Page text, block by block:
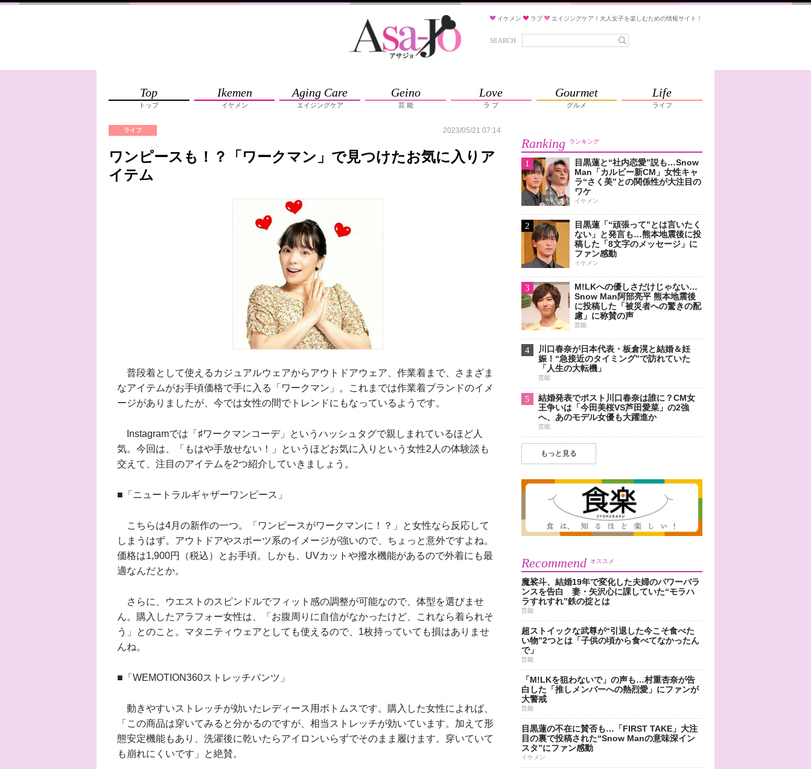
イケメン ラブ エイジングケア！大人女子を楽しむための情報サイト！
SEARCH
Top
トップ
Ikemen
イケメン
Aging Care
エイジングケア
Geino
芸 能
Love
ラ ブ
Gourmet
グルメ
Life
ライフ
ライフ 2023/05/21 07:14
ワンピースも！？「ワークマン」で見つけたお気に入りア
イテム
普段着として使えるカジュアルウェアからアウトドアウェア、作業着まで、さまざま
なアイテムがお手頃価格で手に入る「ワークマン」。これまでは作業着ブランドのイメ
ージがありましたが、今では女性の間でトレンドにもなっているようです。
Instagramでは「♯ワークマンコーデ」というハッシュタグで親しまれているほど人
気。今回は、「もはや手放せない！」というほどお気に入りという女性2人の体験談も
交えて、注目のアイテムを2つ紹介していきましょう。
■「ニュートラルギャザーワンピース」
こちらは4月の新作の一つ。「ワンピースがワークマンに！？」と女性なら反応して
しまうはず。アウトドアやスポーツ系のイメージが強いので、ちょっと意外ですよね。
価格は1,900円（税込）とお手頃。しかも、UVカットや撥水機能があるので外着にも最
適なんだとか。
さらに、ウエストのスピンドルでフィット感の調整が可能なので、体型を選びませ
ん。購入したアラフォー女性は、「お腹周りに自信がなかったけど、これなら着られそ
う」とのこと。マタニティウェアとしても使えるので、1枚持っていても損はありませ
んね。
■「WEMOTION360ストレッチパンツ」
動きやすいストレッチが効いたレディース用ボトムスです。購入した女性によれば、
「この商品は穿いてみると分かるのですが、相当ストレッチが効いています。加えて形
態安定機能もあり、洗濯後に乾いたらアイロンいらずでそのまま履けます。穿いていて
も崩れにくいです」と絶賛。
Ranking ランキング
1
目黒蓮と“社内恋愛”説も…Snow
Man「カルビー新CM」女性キャ
ラ“さく美”との関係性が大注目の
ワケ
イケメン
2
目黒蓮「“頑張って”とは言いたく
ない」と発言も…熊本地震後に投
稿した「8文字のメッセージ」に
ファン感動
イケメン
3
M!LKへの優しさだけじゃない…
Snow Man阿部亮平 熊本地震後
に投稿した「被災者への驚きの配
慮」に称賛の声
芸能
4
川口春奈が日本代表・板倉滉と結婚＆妊
娠！“急接近のタイミング”で訪れていた
「人生の大転機」
芸能
5
結婚発表でポスト川口春奈は誰に？CM女
王争いは「今田美桜VS芦田愛菜」の2強
へ、あのモデル女優も大躍進か
芸能
もっと見る
Recommend オススメ
魔裟斗、結婚19年で変化した夫婦のパワーバラ
ンスを告白 妻・矢沢心に課していた“モラハ
ラすれすれ”鉄の掟とは
芸能
超ストイックな武尊が“引退した今こそ食べた
い物”2つとは「子供の頃から食べてなかったん
で」
芸能
「M!LKを狙わないで」の声も…村重杏奈が告
白した「推しメンバーへの熱烈愛」にファンが
大警戒
芸能
目黒蓮の不在に賛否も…「FIRST TAKE」大注
目の裏で投稿された“Snow Manの意味深イン
スタ”にファン感動
イケメン